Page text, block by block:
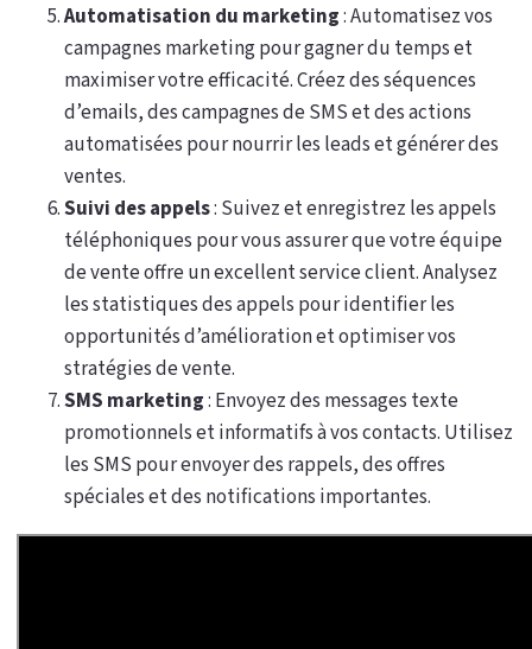
Automatisation du marketing: Automatisez vos
campagnes marketing pour gagner du temps et
maximiser votre efficacité. Créez des séquences
d’emails, des campagnes de SMS et des actions
automatisées pour nourrir les leads et générer des
ventes.
Suivi des appels: Suivez et enregistrez les appels
téléphoniques pour vous assurer que votre équipe
de vente offre un excellent service client. Analysez
les statistiques des appels pour identifier les
opportunités d’amélioration et optimiser vos
stratégies de vente.
SMS marketing: Envoyez des messages texte
promotionnels et informatifs à vos contacts. Utilisez
les SMS pour envoyer des rappels, des offres
spéciales et des notifications importantes.